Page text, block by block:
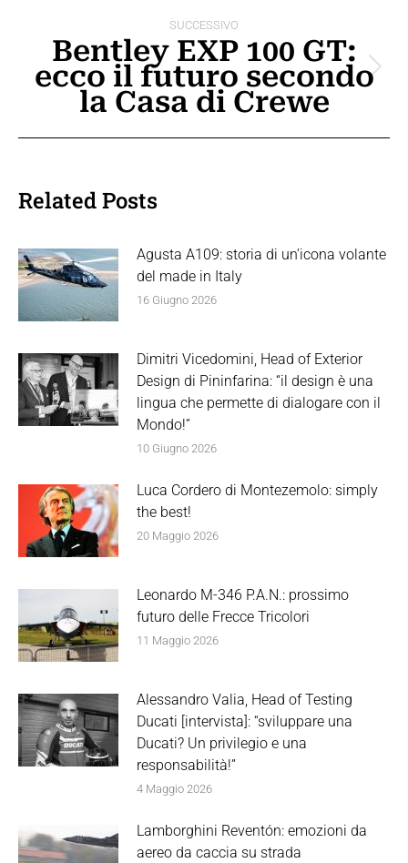
SUCCESSIVO
Prossimo
post:
Bentley EXP 100 GT:
ecco il futuro secondo
la Casa di Crewe
Related Posts
Agusta A109: storia di un’icona volante
del made in Italy
16 Giugno 2026
Dimitri Vicedomini, Head of Exterior
Design di Pininfarina: “il design è una
lingua che permette di dialogare con il
Mondo!”
10 Giugno 2026
Luca Cordero di Montezemolo: simply
the best!
20 Maggio 2026
Leonardo M-346 P.A.N.: prossimo
futuro delle Frecce Tricolori
11 Maggio 2026
Alessandro Valia, Head of Testing
Ducati [intervista]: “sviluppare una
Ducati? Un privilegio e una
responsabilità!”
4 Maggio 2026
Lamborghini Reventón: emozioni da
aereo da caccia su strada